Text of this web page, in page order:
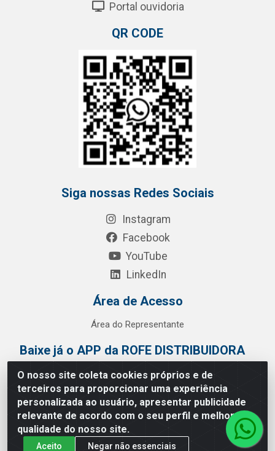
O nosso site coleta cookies próprios e de
terceiros para proporcionar uma experiência
personalizada ao usuário, apresentar publicidade
relevante de acordo com o seu perfil e melhorar a
qualidade do nosso site.
Aceito Negar não essenciais
Portal ouvidoria
QR CODE
Siga nossas Redes Sociais
Instagram
Facebook
YouTube
LinkedIn
Área de Acesso
Área do Representante
Baixe já o APP da ROFE DISTRIBUIDORA